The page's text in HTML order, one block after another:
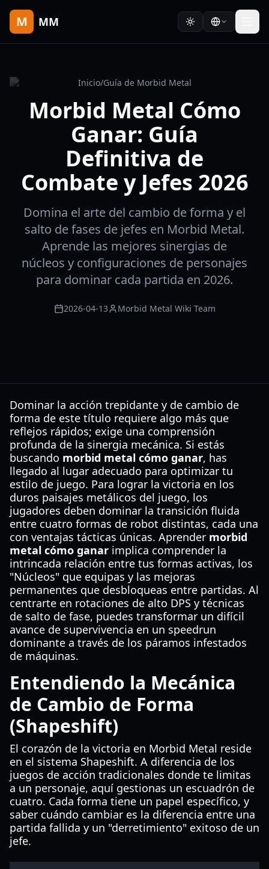
M MM
Inicio/Guía de Morbid Metal
Morbid Metal Cómo
Ganar: Guía
Definitiva de
Combate y Jefes 2026
Domina el arte del cambio de forma y el
salto de fases de jefes en Morbid Metal.
Aprende las mejores sinergias de
núcleos y configuraciones de personajes
para dominar cada partida en 2026.
2026-04-13 Morbid Metal Wiki Team
Dominar la acción trepidante y de cambio de
forma de este título requiere algo más que
reflejos rápidos; exige una comprensión
profunda de la sinergia mecánica. Si estás
buscando morbid metal cómo ganar, has
llegado al lugar adecuado para optimizar tu
estilo de juego. Para lograr la victoria en los
duros paisajes metálicos del juego, los
jugadores deben dominar la transición fluida
entre cuatro formas de robot distintas, cada una
con ventajas tácticas únicas. Aprender morbid
metal cómo ganar implica comprender la
intrincada relación entre tus formas activas, los
"Núcleos" que equipas y las mejoras
permanentes que desbloqueas entre partidas. Al
centrarte en rotaciones de alto DPS y técnicas
de salto de fase, puedes transformar un difícil
avance de supervivencia en un speedrun
dominante a través de los páramos infestados
de máquinas.
Entendiendo la Mecánica
de Cambio de Forma
(Shapeshift)
El corazón de la victoria en Morbid Metal reside
en el sistema Shapeshift. A diferencia de los
juegos de acción tradicionales donde te limitas
a un personaje, aquí gestionas un escuadrón de
cuatro. Cada forma tiene un papel específico, y
saber cuándo cambiar es la diferencia entre una
partida fallida y un "derretimiento" exitoso de un
jefe.